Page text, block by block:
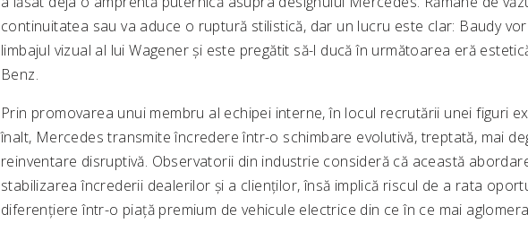
continuitatea sau va aduce o ruptură stilistică, dar un lucru este clar: Baudy
limbajul vizual al lui Wagener și este pregătit să-l ducă în următoarea eră
Benz.
Prin promovarea unui membru al echipei interne, în locul recrutării unei figuri
înalt, Mercedes transmite încredere într-o schimbare evolutivă, treptată, mai
reinventare disruptivă. Observatorii din industrie consideră că această
stabilizarea încrederii dealerilor și a clienților, însă implică riscul de a rata
diferențiere într-o piață premium de vehicule electrice din ce în ce mai